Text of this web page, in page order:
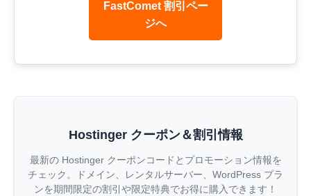
FastComet 割引ペー
ジへ
Hostinger クーポン＆割引情報
最新の Hostinger クーポンコードとプロモーション情報を
チェック。ドメイン、レンタルサーバー、WordPress プラ
ンを期間限定の割引や限定特典でお得に購入できます！